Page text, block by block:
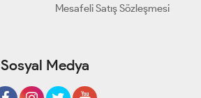
Mesafeli Satış Sözleşmesi
Sosyal Medya